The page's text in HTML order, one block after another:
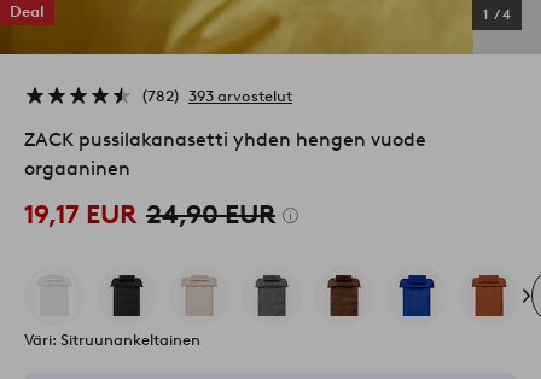
Deal 1 /4
782 393 arvostelut
ZACK pussilakanasetti yhden hengen vuode
orgaaninen
19,17 EUR 24,90 EUR
Väri: Sitruunankeltainen